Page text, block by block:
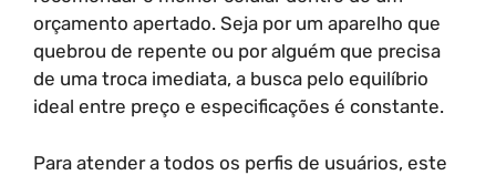
orçamento apertado. Seja por um aparelho que
quebrou de repente ou por alguém que precisa
de uma troca imediata, a busca pelo equilíbrio
ideal entre preço e especificações é constante.
Para atender a todos os perfis de usuários, este